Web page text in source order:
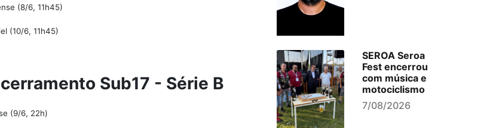
(8/6, 11h45)
(10/6, 11h45)
Sub17 - Série B
(9/6, 22h)
SEROA Seroa
Fest encerrou
com música e
motociclismo
7/08/2026